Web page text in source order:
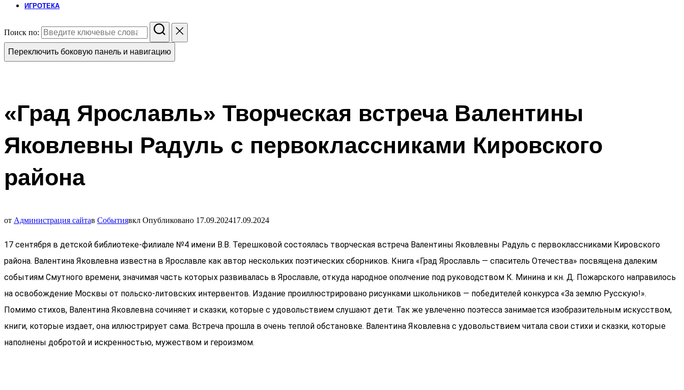
ИГРОТЕКА
Поиск по:
Переключить боковую панель и навигацию
«Град Ярославль» Творческая встреча Валентины
Яковлевны Радуль с первоклассниками Кировского
района
от Администрация сайтав Событиявкл Опубликовано 17.09.202417.09.2024
17 сентября в детской библиотеке-филиале №4 имени В.В. Терешковой состоялась творческая встреча Валентины Яковлевны Радуль с первоклассниками Кировского
района. Валентина Яковлевна известна в Ярославле как автор нескольких поэтических сборников. Книга «Град Ярославль — спаситель Отечества» посвящена далеким
событиям Смутного времени, значимая часть которых развивалась в Ярославле, откуда народное ополчение под руководством К. Минина и кн. Д. Пожарского направилось
на освобождение Москвы от польско-литовских интервентов. Издание проиллюстрировано рисунками школьников — победителей конкурса «За землю Русскую!».
Помимо стихов, Валентина Яковлевна сочиняет и сказки, которые с удовольствием слушают дети. Так же увлеченно поэтесса занимается изобразительным искусством,
книги, которые издает, она иллюстрирует сама. Встреча прошла в очень теплой обстановке. Валентина Яковлевна с удовольствием читала свои стихи и сказки, которые
наполнены добротой и искренностью, мужеством и героизмом.